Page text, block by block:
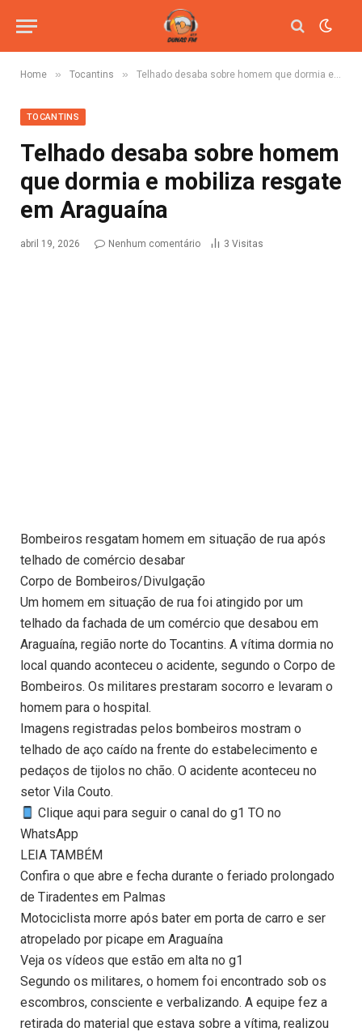
Home » Tocantins » Telhado desaba sobre homem que dormia e mobiliza resgate em Araguaína
TOCANTINS
Telhado desaba sobre homem
que dormia e mobiliza resgate
em Araguaína
abril 19, 2026 Nenhum comentário 3 Visitas
Bombeiros resgatam homem em situação de rua após
telhado de comércio desabar
Corpo de Bombeiros/Divulgação
Um homem em situação de rua foi atingido por um
telhado da fachada de um comércio que desabou em
Araguaína, região norte do Tocantins. A vítima dormia no
local quando aconteceu o acidente, segundo o Corpo de
Bombeiros. Os militares prestaram socorro e levaram o
homem para o hospital.
Imagens registradas pelos bombeiros mostram o
telhado de aço caído na frente do estabelecimento e
pedaços de tijolos no chão. O acidente aconteceu no
setor Vila Couto.
Clique aqui para seguir o canal do g1 TO no
WhatsApp
LEIA TAMBÉM
Confira o que abre e fecha durante o feriado prolongado
de Tiradentes em Palmas
Motociclista morre após bater em porta de carro e ser
atropelado por picape em Araguaína
Veja os vídeos que estão em alta no g1
Segundo os militares, o homem foi encontrado sob os
escombros, consciente e verbalizando. A equipe fez a
retirada do material que estava sobre a vítima, realizou